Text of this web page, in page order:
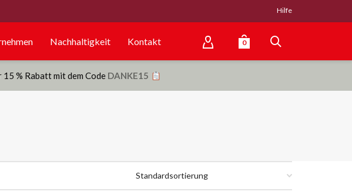
Hilfe
Nachhaltigkeit Kontakt 0
% Rabatt mit dem Code DANKE15